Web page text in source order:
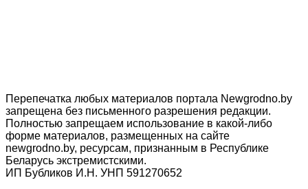
Перепечатка любых материалов портала Newgrodno.by
запрещена без письменного разрешения редакции.
Полностью запрещаем использование в какой-либо
форме материалов, размещенных на сайте
newgrodno.by, ресурсам, признанным в Республике
Беларусь экстремистскими.
ИП Бубликов И.Н. УНП 591270652